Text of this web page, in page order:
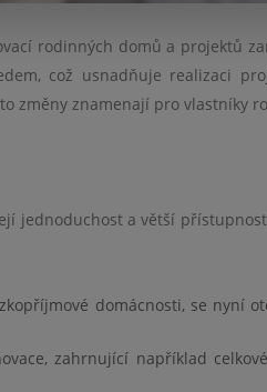
rodinných domů a projektů
což usnadňuje realizaci
změny znamenají pro vlastníky
jednoduchost a větší
domácnosti, se nyní
zahrnující například